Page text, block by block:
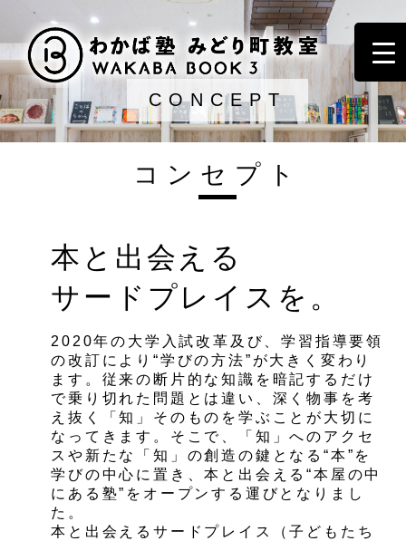
CONCEPT
コンセプト
本と出会える
サードプレイスを。
2020年の大学入試改革及び、学習指導要領
の改訂により“学びの方法”が大きく変わり
ます。従来の断片的な知識を暗記するだけ
で乗り切れた問題とは違い、深く物事を考
え抜く「知」そのものを学ぶことが大切に
なってきます。そこで、「知」へのアクセ
スや新たな「知」の創造の鍵となる“本”を
学びの中心に置き、本と出会える“本屋の中
にある塾”をオープンする運びとなりまし
た。
本と出会えるサードプレイス（子どもたち